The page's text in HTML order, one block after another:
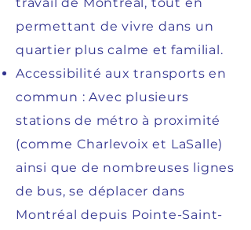
permettant de vivre dans un
quartier plus calme et familial.
Accessibilité aux transports en
commun : Avec plusieurs
stations de métro à proximité
(comme Charlevoix et LaSalle)
ainsi que de nombreuses lignes
de bus, se déplacer dans
Montréal depuis Pointe-Saint-